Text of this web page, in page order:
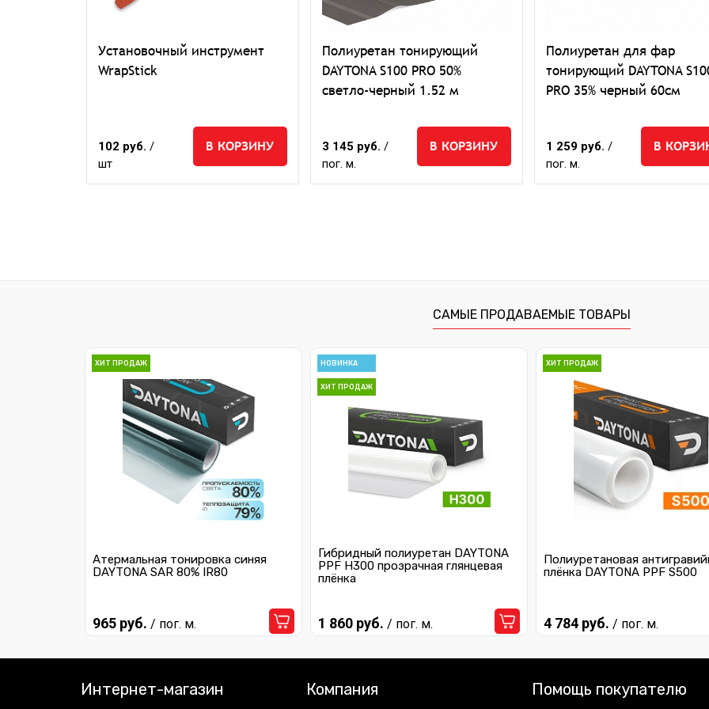
Установочный инструмент
WrapStick
102 руб. /
шт
В КОРЗИНУ
Полиуретан тонирующий
DAYTONA S100 PRO 50%
светло-черный 1.52 м
3 145 руб. /
пог. м.
В КОРЗИНУ
Полиуретан для фар
тонирующий DAYTONA
PRO 35% черный 60см
1 259 руб. /
пог. м.
В
САМЫЕ ПРОДАВАЕМЫЕ ТОВАРЫ
ХИТ ПРОДАЖ
Атермальная тонировка синяя
DAYTONA SAR 80% IR80
965 руб. / пог. м.
НОВИНКА
ХИТ ПРОДАЖ
Гибридный полиуретан DAYTONA
PPF H300 прозрачная глянцевая
плёнка
1 860 руб. / пог. м.
ХИТ ПРОДАЖ
Полиуретановая
плёнка DAYTONA PPF S500
4 784 руб. / пог. м.
Интернет-магазин Компания Помощь покупателю